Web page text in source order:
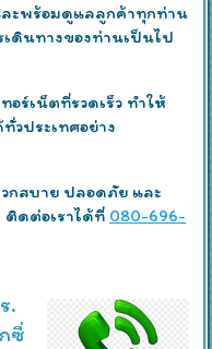
ะพร้อมดูแลลูกค้าทุกท่าน
ดินทางของท่านเป็นไป
อร์เน็ตที่รวดเร็ว ทำให้
วประเทศอย่าง
กสบาย ปลอดภัย และ
ติดต่อเราได้ที่ 080-696-
.
ซี่